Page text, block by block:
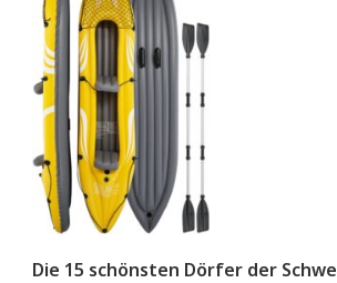
Die 15 schönsten Dörfer der